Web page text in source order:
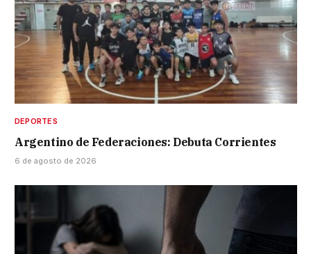
DEPORTES
Argentino de Federaciones: Debuta Corrientes
6 de agosto de 2026